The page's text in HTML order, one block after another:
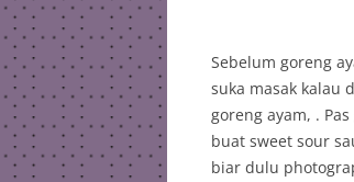
Sebelum goreng
suka masak kalau
goreng ayam, .
buat sweet sour
biar dulu